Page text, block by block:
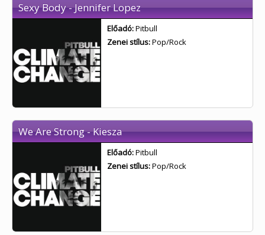
Sexy Body - Jennifer Lopez
Előadó:Pitbull
Zenei stílus:Pop/Rock
We Are Strong - Kiesza
Előadó:Pitbull
Zenei stílus:Pop/Rock